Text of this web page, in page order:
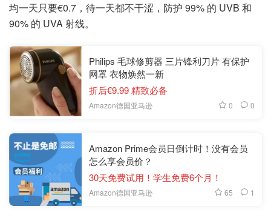
均一天只要€0.7，待一天都不干涩，防护 99% 的 UVB 和
90% 的 UVA 射线。
Philips 毛球修剪器 三片锋利刀片 有保护
网罩 衣物焕然一新
折后€9.99 精致必备
Amazon德国亚马逊 0 0
Amazon Prime会员日倒计时！没有会员
怎么享会员价？
30天免费试用！学生免费6个月！
Amazon德国亚马逊 65 1